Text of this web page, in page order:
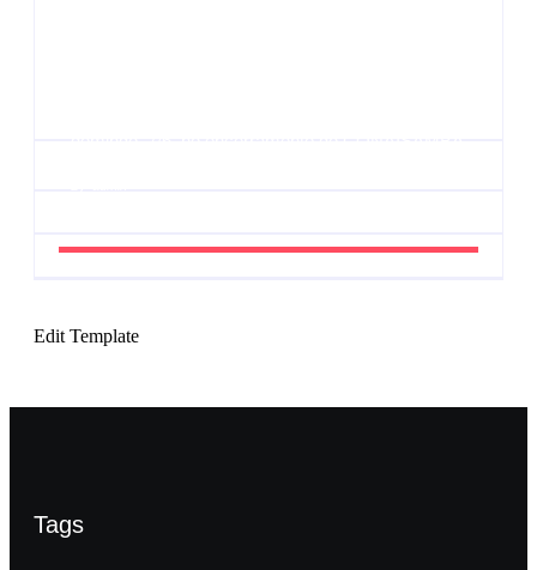
Edit Template
Tags